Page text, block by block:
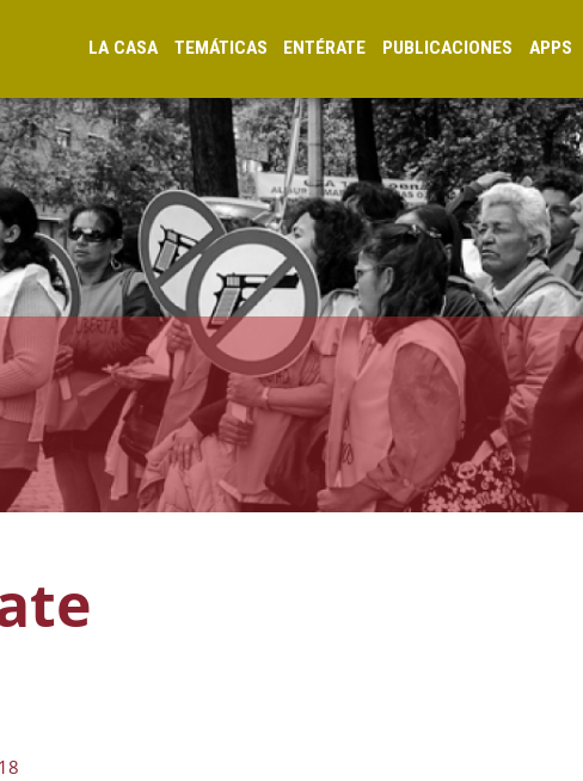
LA CASA TEMÁTICAS ENTÉRATE PUBLICACIONES APPS